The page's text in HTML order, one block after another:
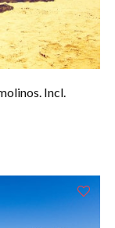
Incl.